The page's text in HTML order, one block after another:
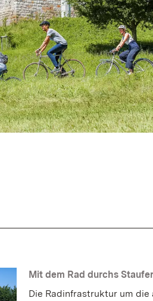
Mit dem Rad durchs
Die Radinfrastruktur um